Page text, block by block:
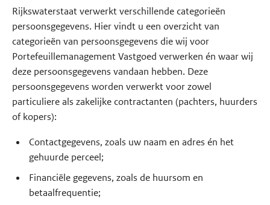
Rijkswaterstaat verwerkt verschillende categorieën
persoonsgegevens. Hier vindt u een overzicht van
categorieën van persoonsgegevens die wij voor
Portefeuillemanagement Vastgoed verwerken én waar wij
deze persoonsgegevens vandaan hebben. Deze
persoonsgegevens worden verwerkt voor zowel
particuliere als zakelijke contractanten (pachters, huurders
of kopers):
Contactgegevens, zoals uw naam en adres én het
gehuurde perceel;
Financiële gegevens, zoals de huursom en
betaalfrequentie;